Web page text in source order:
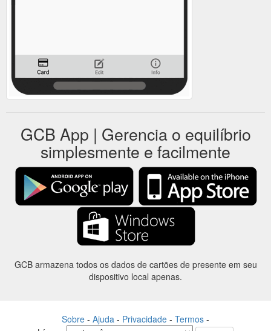
GCB App | Gerencia o equilíbrio
simplesmente e facilmente
GCB armazena todos os dados de cartões de presente em seu
dispositivo local apenas.
Sobre - Ajuda - Privacidade - Termos -